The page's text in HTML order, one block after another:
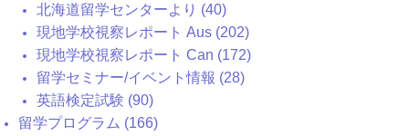
北海道留学センターより (40)
現地学校視察レポート Aus (202)
現地学校視察レポート Can (172)
留学セミナー/イベント情報 (28)
英語検定試験 (90)
留学プログラム (166)